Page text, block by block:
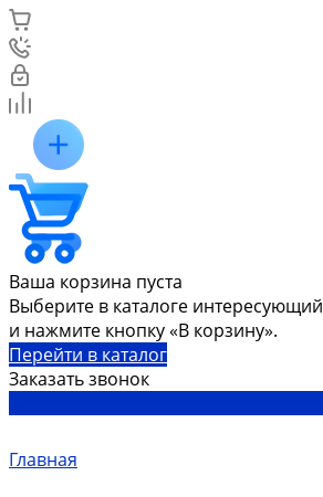
Ваша корзина пуста
Выберите в каталоге
и нажмите кнопку «В корзину».
Перейти в каталог
Заказать звонок
Главная